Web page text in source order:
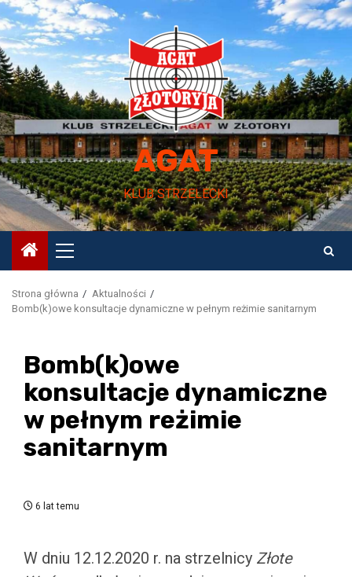
Przejdź
do
treści
AGAT
KLUB STRZELECKI
Menu
główne
Strona główna
Aktualności
Bomb(k)owe konsultacje dynamiczne w pełnym reżimie sanitarnym
Bomb(k)owe
konsultacje dynamiczne
w pełnym reżimie
sanitarnym
6 lat temu
W dniu 12.12.2020 r. na strzelnicy Złote